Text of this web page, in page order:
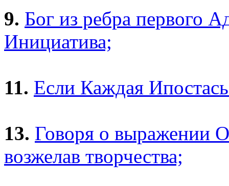
9. Бог из ребра первого
Инициатива;
11. Если Каждая
13. Говоря о выражении
возжелав творчества;